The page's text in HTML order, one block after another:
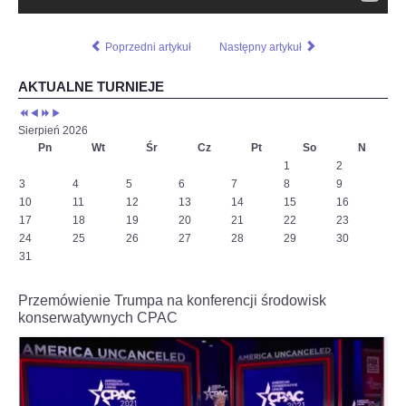
nas
musiał
przejść
„ścieżkę
nie
pomylić
się
ani
razu.
nami
bój,
z
którego
zwycięsko
wyjdzie
tylko
Poprzedni artykuł Następny artykuł
AKTUALNE TURNIEJE
Sierpień 2026
Pn
Wt Śr Cz Pt So
N
1
2
3
4 5 6 7 8
9
10
11 12 13 14 15
16
17
18 19 20 21 22
23
24
25 26 27 28 29
30
31
Przemówienie Trumpa na konferencji środowisk
konserwatywnych CPAC